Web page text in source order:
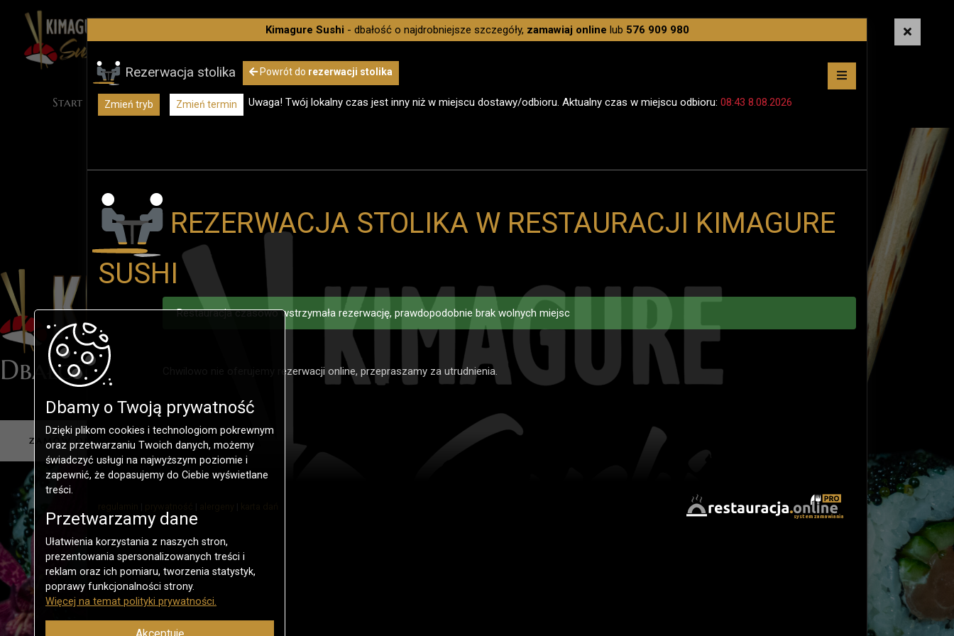
Kimagure Sushi - dbałość o najdrobniejsze szczegóły, zamawiaj online lub 576 909 980
Zmień tryb Zmień termin Uwaga! Twój lokalny czas jest inny niż w miejscu dostawy/odbioru. Aktualny czas w miejscu odbioru: 08:43 8.08.2026
Rezerwacja stolika Powrótdo rezerwacji stolika
REZERWACJA STOLIKA W RESTAURACJI KIMAGURE
SUSHI
Restauracja czasowo wstrzymała rezerwację, prawdopodobnie brak wolnych miejsc
Chwilowo nie oferujemy rezerwacji online, przepraszamy za utrudnienia.
system zamawiania
Dbamy o Twoją prywatność
Dzięki plikom cookies i technologiom pokrewnym
oraz przetwarzaniu Twoich danych, możemy
świadczyć usługi na najwyższym poziomie i
zapewnić, że dopasujemy do Ciebie wyświetlane
treści.
Przetwarzamy dane
Ułatwienia korzystania z naszych stron,
prezentowania spersonalizowanych treści i
reklam oraz ich pomiaru, tworzenia statystyk,
poprawy funkcjonalności strony.
Więcej na temat polityki prywatności.